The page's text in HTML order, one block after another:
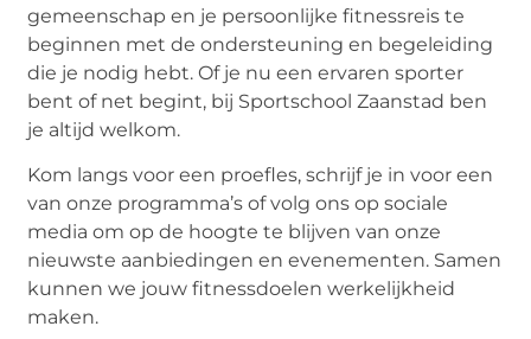
gemeenschap en je persoonlijke fitnessreis te
beginnen met de ondersteuning en begeleiding
die je nodig hebt. Of je nu een ervaren sporter
bent of net begint, bij Sportschool Zaanstad ben
je altijd welkom.
Kom langs voor een proefles, schrijf je in voor een
van onze programma’s of volg ons op sociale
media om op de hoogte te blijven van onze
nieuwste aanbiedingen en evenementen. Samen
kunnen we jouw fitnessdoelen werkelijkheid
maken.